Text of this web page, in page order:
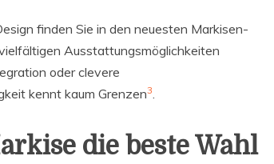
finden Sie in den neuesten Markisen-
Ausstattungsmöglichkeiten
oder clevere
kennt kaum Grenzen3.
die beste Wahl